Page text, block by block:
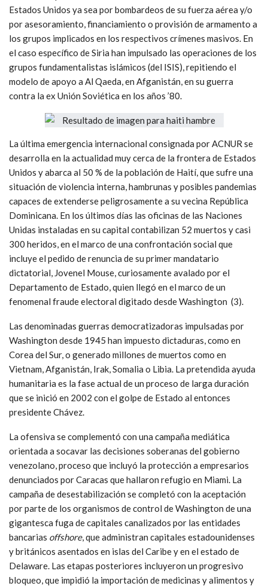
Estados Unidos ya sea por bombardeos de su fuerza aérea y/o
por asesoramiento, financiamiento o provisión de armamento a
los grupos implicados en los respectivos crímenes masivos. En
el caso específico de Siria han impulsado las operaciones de los
grupos fundamentalistas islámicos (del ISIS), repitiendo el
modelo de apoyo a Al Qaeda, en Afganistán, en su guerra
contra la ex Unión Soviética en los años ’80.
La última emergencia internacional consignada por ACNUR se
desarrolla en la actualidad muy cerca de la frontera de Estados
Unidos y abarca al 50 % de la población de Haití, que sufre una
situación de violencia interna, hambrunas y posibles pandemias
capaces de extenderse peligrosamente a su vecina República
Dominicana. En los últimos días las oficinas de las Naciones
Unidas instaladas en su capital contabilizan 52 muertos y casi
300 heridos, en el marco de una confrontación social que
incluye el pedido de renuncia de su primer mandatario
dictatorial, Jovenel Mouse, curiosamente avalado por el
Departamento de Estado, quien llegó en el marco de un
fenomenal fraude electoral digitado desde Washington (3).
Las denominadas guerras democratizadoras impulsadas por
Washington desde 1945 han impuesto dictaduras, como en
Corea del Sur, o generado millones de muertos como en
Vietnam, Afganistán, Irak, Somalia o Libia. La pretendida ayuda
humanitaria es la fase actual de un proceso de larga duración
que se inició en 2002 con el golpe de Estado al entonces
presidente Chávez.
La ofensiva se complementó con una campaña mediática
orientada a socavar las decisiones soberanas del gobierno
venezolano, proceso que incluyó la protección a empresarios
denunciados por Caracas que hallaron refugio en Miami. La
campaña de desestabilización se completó con la aceptación
por parte de los organismos de control de Washington de una
gigantesca fuga de capitales canalizados por las entidades
bancarias offshore, que administran capitales estadounidenses
y británicos asentados en islas del Caribe y en el estado de
Delaware. Las etapas posteriores incluyeron un progresivo
bloqueo, que impidió la importación de medicinas y alimentos y